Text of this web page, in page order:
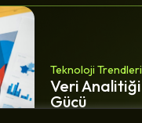
Teknoloji Trendleri
Veri
Gücü